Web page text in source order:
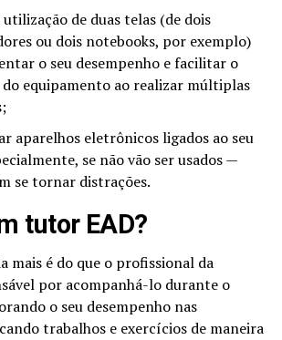
de duas telas (de dois
ou dois notebooks, por exemplo)
o seu desempenho e facilitar o
do equipamento ao realizar múltiplas
aparelhos eletrônicos ligados ao seu
se não vão ser usados —
se tornar distrações.
tutor EAD?
mais é do que o profissional da
por acompanhá-lo durante o
o seu desempenho nas
trabalhos e exercícios de maneira